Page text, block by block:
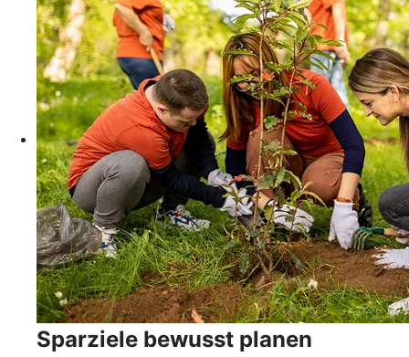
Sparziele bewusst planen